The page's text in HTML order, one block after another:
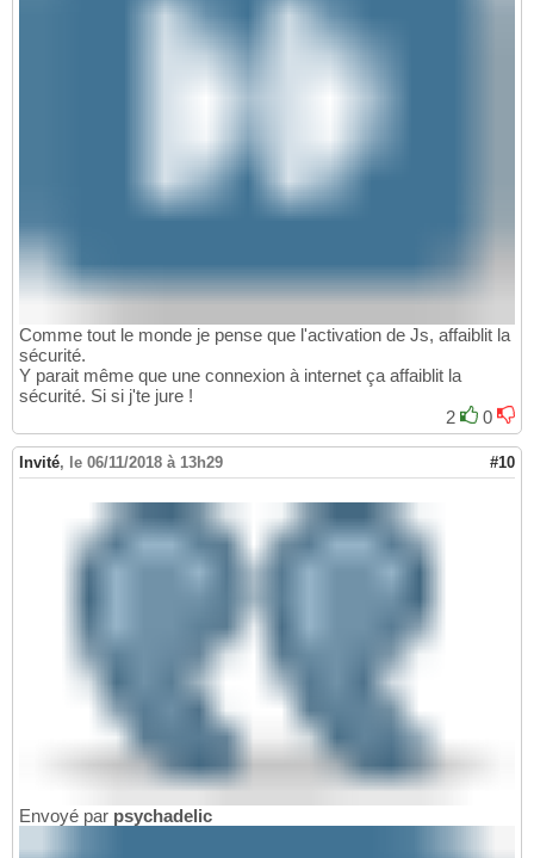
Comme tout le monde je pense que l'activation de Js, affaiblit la
sécurité.
Y parait même que une connexion à internet ça affaiblit la
sécurité. Si si j'te jure !
2
0
Invité, le 06/11/2018 à 13h29 #10
Envoyé par psychadelic